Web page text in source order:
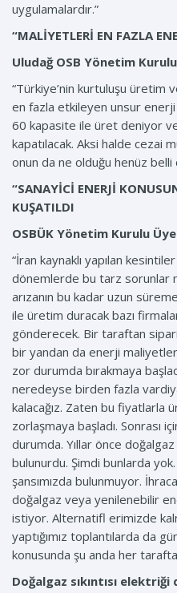
uygulamalardır.”
“MALİYETLERİ EN FAZLA
Uludağ OSB Yönetim
“Türkiye’nin kurtuluşu üretim
en fazla etkileyen unsur
60 kapasite ile üret deniyor
kapatılacak. Aksi halde cezai
onun da ne olduğu henüz belli
“SANAYİCİ ENERJİ
KUŞATILDI
OSBÜK Yönetim Kurulu
“İran kaynaklı yapılan
dönemlerde bu tarz sorunlar
arızanın bu kadar uzun
ile üretim duracak bazı
gönderecek. Bir taraftan
bir yandan da enerji
zor durumda bırakmaya
neredeyse birden fazla
kalacağız. Zaten bu fiyatlarla
zorlaşmaya başladı. Sonrası
durumda. Yıllar önce
bulunurdu. Şimdi bunlarda
şansımızda bulunmuyor.
doğalgaz veya yenilenebilir
istiyor. Alternatifl erimizde
yaptığımız toplantılarda da
konusunda şu anda her
Doğalgaz sıkıntısı